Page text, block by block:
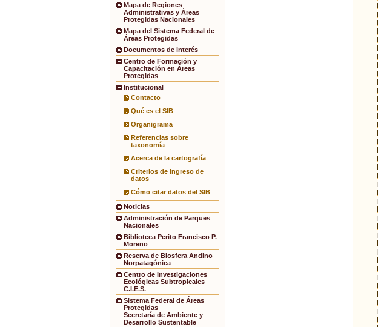
Mapa de Regiones
Administrativas y Áreas
Protegidas Nacionales
Mapa del Sistema Federal de
Áreas Protegidas
Documentos de interés
Centro de Formación y
Capacitación en Áreas
Protegidas
Institucional
Contacto
Qué es el SIB
Organigrama
Referencias sobre
taxonomía
Acerca de la cartografía
Criterios de ingreso de
datos
Cómo citar datos del SIB
Noticias
Administración de Parques
Nacionales
Biblioteca Perito Francisco P.
Moreno
Reserva de Biosfera Andino
Norpatagónica
Centro de Investigaciones
Ecológicas Subtropicales
C.I.E.S.
Sistema Federal de Áreas
Protegidas
Secretaría de Ambiente y
Desarrollo Sustentable